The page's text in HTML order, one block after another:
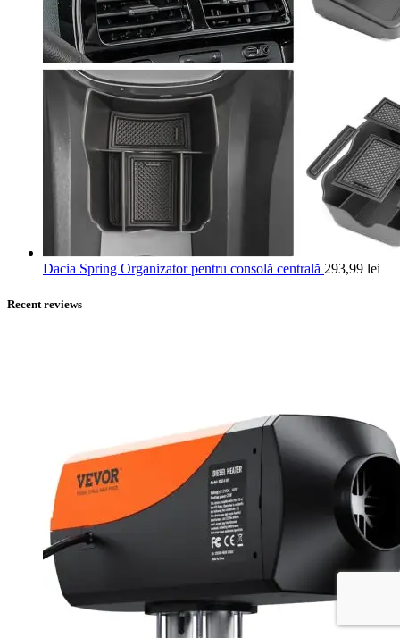
Dacia Spring Organizator pentru consolă centrală 293,99 lei
Recent reviews